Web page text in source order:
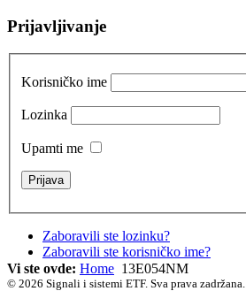
Prijavljivanje
Korisničko ime
Lozinka
Upamti me
Zaboravili ste lozinku?
Zaboravili ste korisničko ime?
Vi ste ovde: Home 13E054NM
© 2026 Signali i sistemi ETF. Sva prava zadržana.